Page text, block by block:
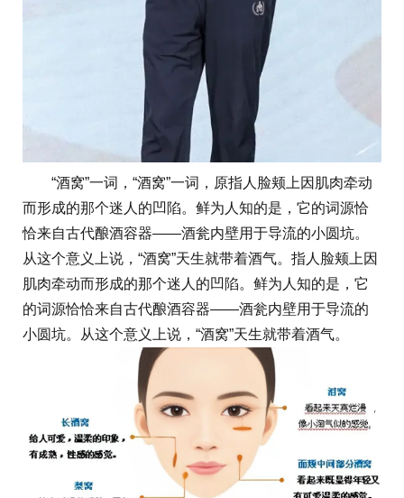
“酒窝”一词，“酒窝”一词，原指人脸颊上因肌肉牵动
而形成的那个迷人的凹陷。鲜为人知的是，它的词源恰
恰来自古代酿酒容器——酒瓮内壁用于导流的小圆坑。
从这个意义上说，“酒窝”天生就带着酒气。指人脸颊上因
肌肉牵动而形成的那个迷人的凹陷。鲜为人知的是，它
的词源恰恰来自古代酿酒容器——酒瓮内壁用于导流的
小圆坑。从这个意义上说，“酒窝”天生就带着酒气。